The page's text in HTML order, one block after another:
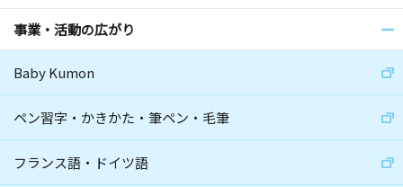
事業・活動の広がり
Baby Kumon
ペン習字・かきかた・筆ペン・毛筆
フランス語・ドイツ語